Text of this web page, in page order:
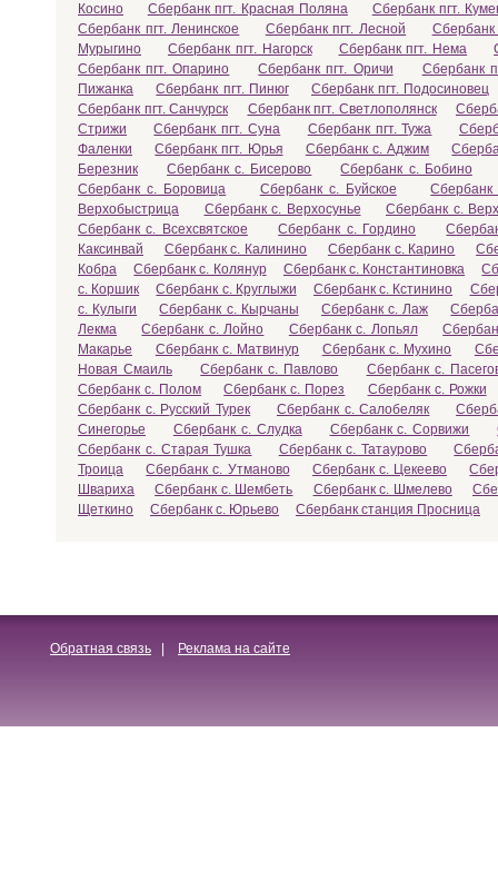
Косино
Сбербанк пгт. Красная Поляна
Сбербанк пгт.
Сбербанк пгт. Ленинское
Сбербанк пгт. Лесной
Мурыгино
Сбербанк пгт. Нагорск Сбербанк пгт. Нема
Сбербанк пгт. Опарино
Сбербанк пгт. Оричи
Сбербанк
Пижанка
Сбербанк пгт. Пинюг
Сбербанк пгт. Подосиновец
Сбербанк пгт. Санчурск
Сбербанк пгт. Светлополянск
Стрижи
Сбербанк пгт. Суна Сбербанк пгт. Тужа
Фаленки
Сбербанк пгт. Юрья Сбербанк с. Аджим
Березник
Сбербанк с. Бисерово
Сбербанк с. Бобино
Сбербанк с. Боровица
Сбербанк с. Буйское
Верхобыстрица
Сбербанк с. Верхосунье
Сбербанк с.
Сбербанк с. Всехсвятское
Сбербанк с. Гордино
Каксинвай
Сбербанк с. Калинино Сбербанк с. Карино
Кобра
Сбербанк с. Колянур Сбербанк с. Константиновка
с. Коршик
Сбербанк с. Круглыжи Сбербанк с. Кстинино
с. Кулыги
Сбербанк с. Кырчаны Сбербанк с. Лаж
Лекма
Сбербанк с. Лойно Сбербанк с. Лопьял
Макарье
Сбербанк с. Матвинур Сбербанк с. Мухино
Новая Смаиль
Сбербанк с. Павлово
Сбербанк с.
Сбербанк с. Полом
Сбербанк с. Порез
Сбербанк с. Рожки
Сбербанк с. Русский Турек
Сбербанк с. Салобеляк
Синегорье
Сбербанк с. Слудка Сбербанк с. Сорвижи
Сбербанк с. Старая Тушка
Сбербанк с. Татаурово
Троица
Сбербанк с. Утманово Сбербанк с. Цекеево
Швариха
Сбербанк с. Шембеть Сбербанк с. Шмелево
Щеткино
Сбербанк с. Юрьево Сбербанк станция Просница
Обратная связь Реклама на сайте